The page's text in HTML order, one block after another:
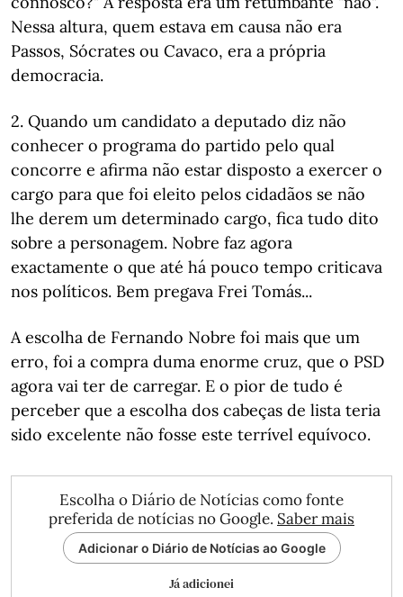
Nessa altura, quem estava em causa não era
Passos, Sócrates ou Cavaco, era a própria
democracia.
2. Quando um candidato a deputado diz não
conhecer o programa do partido pelo qual
concorre e afirma não estar disposto a exercer o
cargo para que foi eleito pelos cidadãos se não
lhe derem um determinado cargo, fica tudo dito
sobre a personagem. Nobre faz agora
exactamente o que até há pouco tempo criticava
nos políticos. Bem pregava Frei Tomás...
A escolha de Fernando Nobre foi mais que um
erro, foi a compra duma enorme cruz, que o PSD
agora vai ter de carregar. E o pior de tudo é
perceber que a escolha dos cabeças de lista teria
sido excelente não fosse este terrível equívoco.
Escolha o Diário de Notícias como fonte
preferida de notícias no Google. Saber mais
Adicionar o Diário de Notícias ao Google
Já adicionei